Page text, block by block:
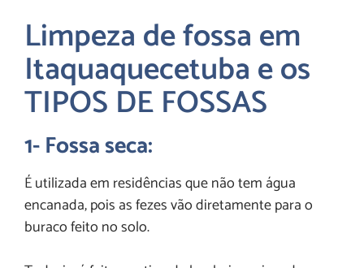
Limpeza de fossa em
Itaquaquecetuba e os
TIPOS DE FOSSAS
1- Fossa seca:
É utilizada em residências que não tem água
encanada, pois as fezes vão diretamente para o
buraco feito no solo.